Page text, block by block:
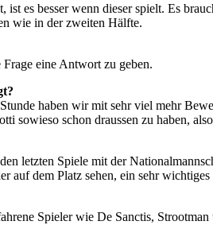
es besser wenn dieser spielt. Es
wie in der zweiten Hälfte.
eine Antwort zu geben.
haben wir mit sehr viel mehr
schon draussen zu haben,
letzten Spiele mit der
auf dem Platz sehen, ein sehr wichtiges
Spieler wie De Sanctis,